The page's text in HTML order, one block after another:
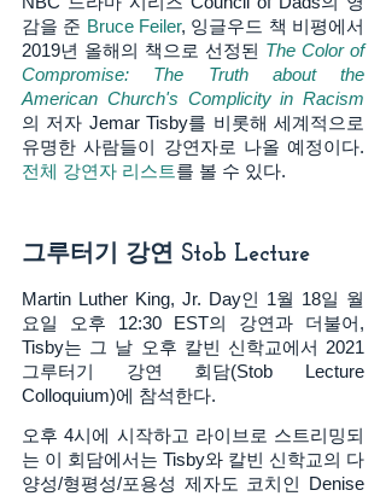
감을 준 Bruce Feiler, 잉글우드 책 비평에서
2019년 올해의 책으로 선정된 The Color of
Compromise: The Truth about the
American Church's Complicity in Racism
의 저자 Jemar Tisby를 비롯해 세계적으로
전체 강연자 리스트를 볼 수 있다.
그루터기 강연 Stob Lecture
Martin Luther King, Jr. Day인 1월 18일 월
요일 오후 12:30 EST의 강연과 더불어,
Tisby는 그 날 오후 칼빈 신학교에서 2021
그루터기 강연 회담(Stob Lecture
Colloquium)에 참석한다.
오후 4시에 시작하고 라이브로 스트리밍되
는 이 회담에서는 Tisby와 칼빈 신학교의 다
양성/형평성/포용성 제자도 코치인 Denise